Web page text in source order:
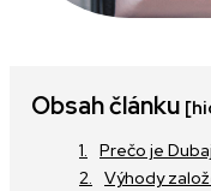
Obsah článku
Prečo je
Výhody